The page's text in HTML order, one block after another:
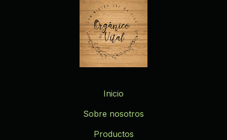
Inicio
Sobre nosotros
Productos